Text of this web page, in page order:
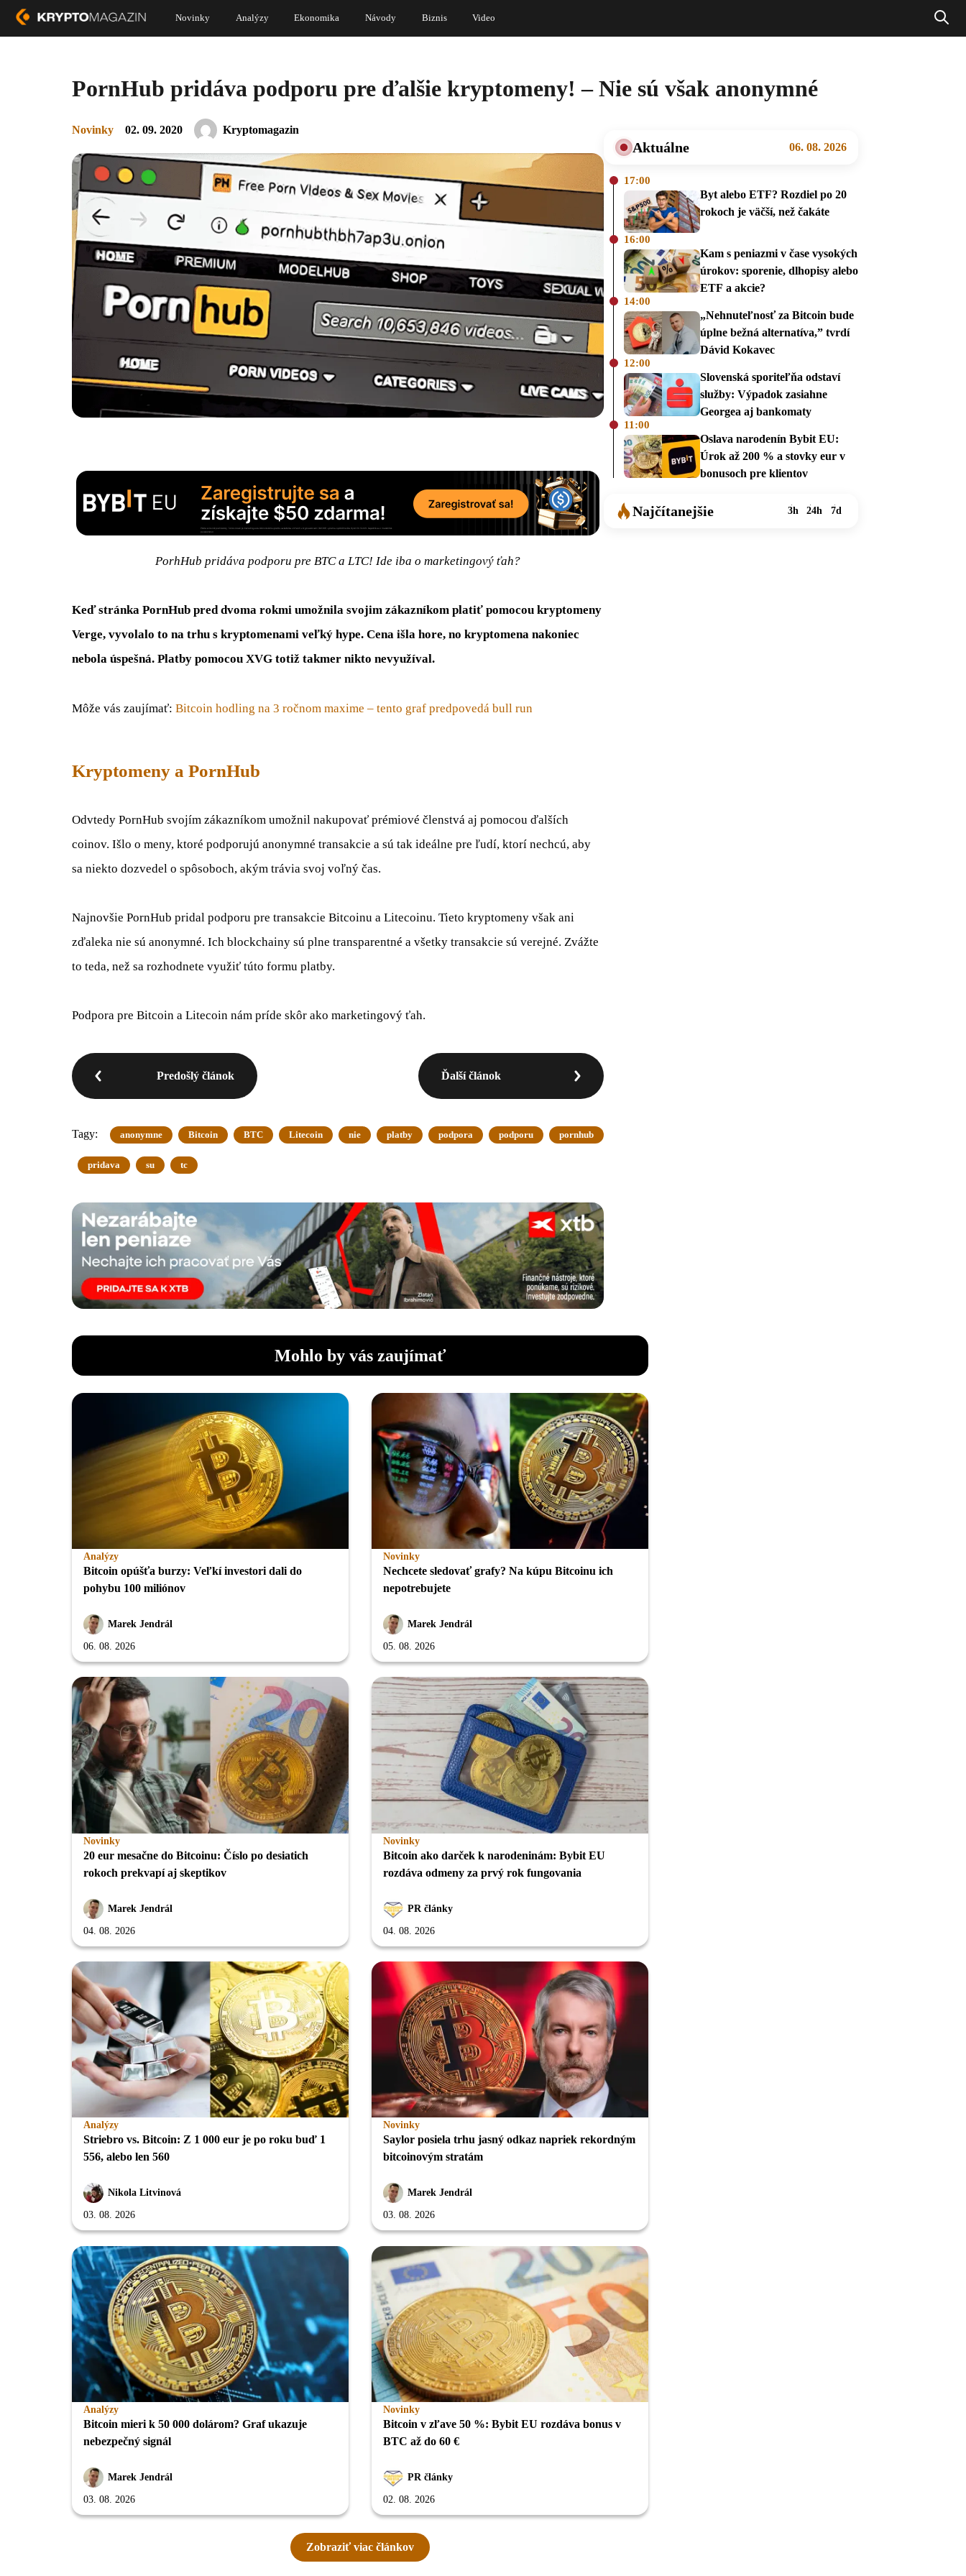
Novinky Analýzy Ekonomika Návody Biznis Video
PornHub pridáva podporu pre ďalšie kryptomeny! – Nie sú však anonymné
Novinky 02. 09. 2020 Kryptomagazin
PorhHub pridáva podporu pre BTC a LTC! Ide iba o marketingový ťah?
Keď stránka PornHub pred dvoma rokmi umožnila svojim zákazníkom platiť pomocou kryptomeny
Verge, vyvolalo to na trhu s kryptomenami veľký hype. Cena išla hore, no kryptomena nakoniec
nebola úspešná. Platby pomocou XVG totiž takmer nikto nevyužíval.
Môže vás zaujímať: Bitcoin hodling na 3 ročnom maxime – tento graf predpovedá bull run
Kryptomeny a PornHub
Odvtedy PornHub svojím zákazníkom umožnil nakupovať prémiové členstvá aj pomocou ďalších
coinov. Išlo o meny, ktoré podporujú anonymné transakcie a sú tak ideálne pre ľudí, ktorí nechcú, aby
sa niekto dozvedel o spôsoboch, akým trávia svoj voľný čas.
Najnovšie PornHub pridal podporu pre transakcie Bitcoinu a Litecoinu. Tieto kryptomeny však ani
zďaleka nie sú anonymné. Ich blockchainy sú plne transparentné a všetky transakcie sú verejné. Zvážte
to teda, než sa rozhodnete využiť túto formu platby.
Podpora pre Bitcoin a Litecoin nám príde skôr ako marketingový ťah.
Predošlý článok Ďalší článok
Tagy: anonymne Bitcoin BTC Litecoin nie platby podpora podporu pornhub
pridava su tc
Aktuálne 06. 08. 2026
17:00
Byt alebo ETF? Rozdiel po 20
rokoch je väčší, než čakáte
16:00
Kam s peniazmi v čase vysokých
úrokov: sporenie, dlhopisy alebo
ETF a akcie?
14:00
„Nehnuteľnosť za Bitcoin bude
úplne bežná alternatíva,” tvrdí
Dávid Kokavec
12:00
Slovenská sporiteľňa odstaví
služby: Výpadok zasiahne
Georgea aj bankomaty
11:00
Oslava narodenín Bybit EU:
Úrok až 200 % a stovky eur v
bonusoch pre klientov
Najčítanejšie 3h 24h 7d
Mohlo by vás zaujímať
Analýzy
Bitcoin opúšťa burzy: Veľkí investori dali do
pohybu 100 miliónov
Marek Jendrál
06. 08. 2026
Novinky
Nechcete sledovať grafy? Na kúpu Bitcoinu ich
nepotrebujete
Marek Jendrál
05. 08. 2026
Novinky
20 eur mesačne do Bitcoinu: Číslo po desiatich
rokoch prekvapí aj skeptikov
Marek Jendrál
04. 08. 2026
Novinky
Bitcoin ako darček k narodeninám: Bybit EU
rozdáva odmeny za prvý rok fungovania
PR články
04. 08. 2026
Analýzy
Striebro vs. Bitcoin: Z 1 000 eur je po roku buď 1
556, alebo len 560
Nikola Litvinová
03. 08. 2026
Novinky
Saylor posiela trhu jasný odkaz napriek rekordným
bitcoinovým stratám
Marek Jendrál
03. 08. 2026
Analýzy
Bitcoin mieri k 50 000 dolárom? Graf ukazuje
nebezpečný signál
Marek Jendrál
03. 08. 2026
Novinky
Bitcoin v zľave 50 %: Bybit EU rozdáva bonus v
BTC až do 60 €
PR články
02. 08. 2026
Zobraziť viac článkov